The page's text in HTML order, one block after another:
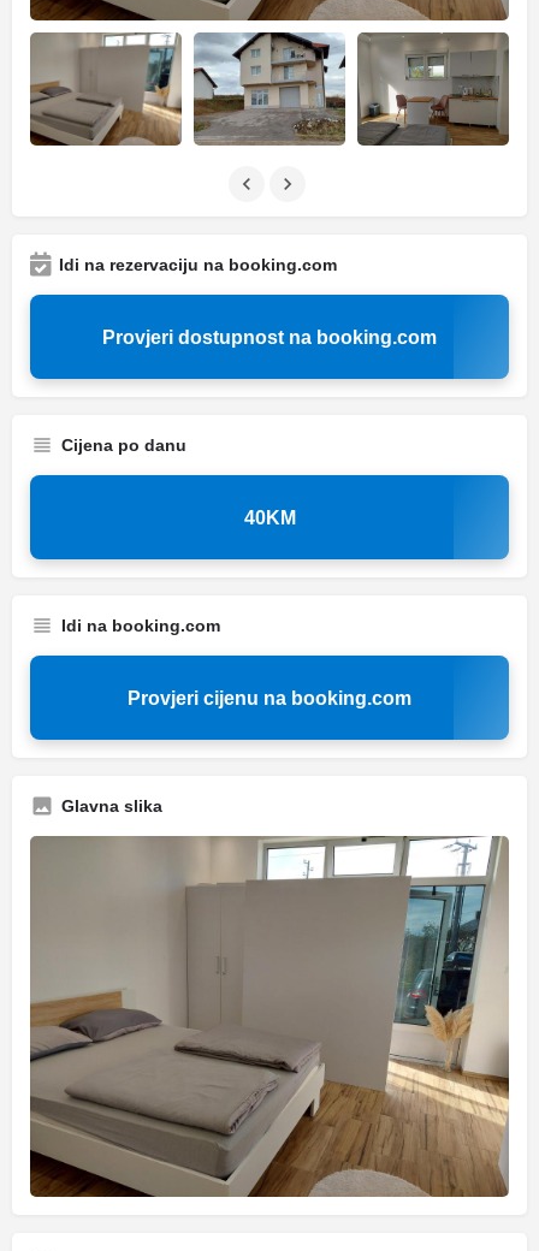
Idi na rezervaciju na booking.com
Provjeri dostupnost na booking.com
Cijena po danu
40KM
Idi na booking.com
Provjeri cijenu na booking.com
Glavna slika